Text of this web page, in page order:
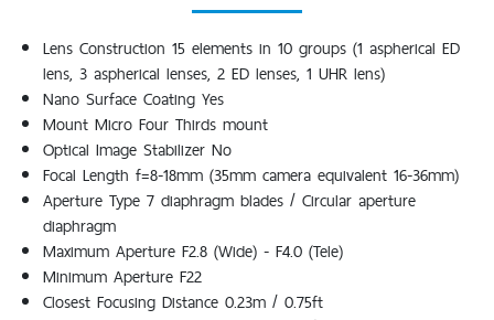
Lens Construction 15 elements in 10 groups (1 aspherical ED
lens, 3 aspherical lenses, 2 ED lenses, 1 UHR lens)
Nano Surface Coating Yes
Mount Micro Four Thirds mount
Optical Image Stabilizer No
Focal Length f=8-18mm (35mm camera equivalent 16-36mm)
Aperture Type 7 diaphragm blades / Circular aperture
diaphragm
Maximum Aperture F2.8 (Wide) - F4.0 (Tele)
Minimum Aperture F22
Closest Focusing Distance 0.23m / 0.75ft